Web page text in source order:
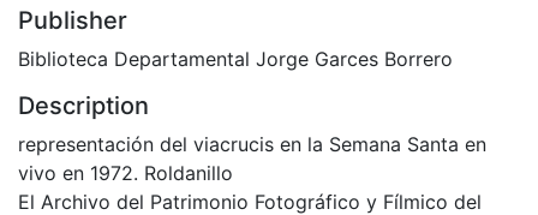
Publisher
Biblioteca Departamental Jorge Garces Borrero
Description
representación del viacrucis en la Semana Santa en
vivo en 1972. Roldanillo
El Archivo del Patrimonio Fotográfico y Fílmico del